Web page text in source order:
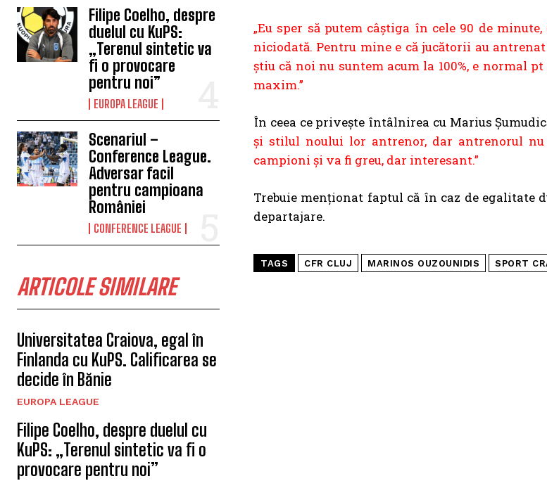
Filipe Coelho, despre
duelul cu KuPS:
„Terenul sintetic va
fi o provocare
pentru noi”
EUROPA LEAGUE
Scenariul –
Conference League.
Adversar facil
pentru campioana
României
CONFERENCE LEAGUE
ARTICOLE SIMILARE
Universitatea Craiova, egal în
Finlanda cu KuPS. Calificarea se
decide în Bănie
EUROPA LEAGUE
Filipe Coelho, despre duelul cu
KuPS: „Terenul sintetic va fi o
provocare pentru noi”
„Eu sper să putem câștiga în cele 90 de
niciodată. Pentru mine e că jucătorii au
știu că noi nu suntem acum la 100%, e normal
maxim.”
În ceea ce privește întâlnirea cu Marius
și stilul noului lor antrenor, dar antrenorul
campioni și va fi greu, dar interesant.”
Trebuie menționat faptul că în caz de egalitate
departajare.
TAGS CFR CLUJ MARINOS OUZOUNIDIS SPORT